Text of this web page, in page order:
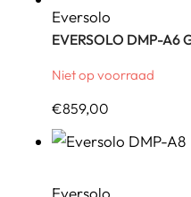
Eversolo
EVERSOLO DMP-A6
Niet op voorraad
€859,00
Eversolo